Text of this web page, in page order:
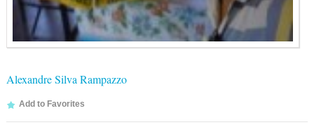
Alexandre Silva Rampazzo
Add to Favorites